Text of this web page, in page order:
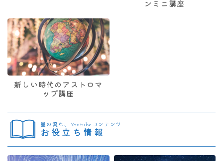
ンミニ講座
新しい時代のアストロマ
ップ講座
星の流れ、Youtubeコンテンツ
お役立ち情報